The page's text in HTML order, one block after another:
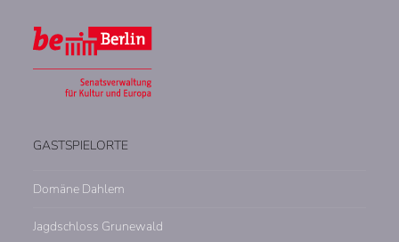
GASTSPIELORTE
Domäne Dahlem
Jagdschloss Grunewald